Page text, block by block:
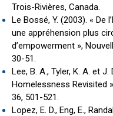
Trois-Rivières, Canada.
Le Bossé, Y. (2003). « De
une appréhension plus
d’empowerment »,
30-51.
Lee, B. A., Tyler, K. A. et
Homelessness Revisited
36, 501-521.
Lopez, E. D., Eng, E.,